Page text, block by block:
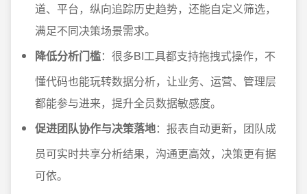
道、平台，纵向追踪历史趋势，还能自定义筛选，
满足不同决策场景需求。
降低分析门槛：很多BI工具都支持拖拽式操作，不
懂代码也能玩转数据分析，让业务、运营、管理层
都能参与进来，提升全员数据敏感度。
促进团队协作与决策落地：报表自动更新，团队成
员可实时共享分析结果，沟通更高效，决策更有据
可依。